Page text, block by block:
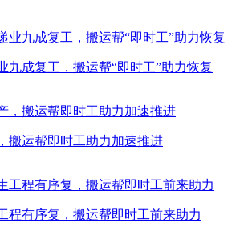
九成复工，搬运帮“即时工”助力恢复
搬运帮即时工助力加速推进
程有序复，搬运帮即时工前来助力